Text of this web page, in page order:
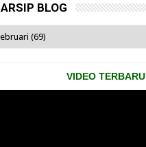
ARSIP BLOG
VIDEO TERBARU